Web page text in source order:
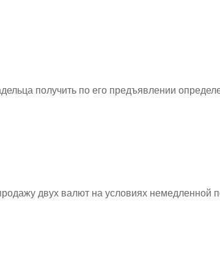
получить по его предъявлении
двух валют на условиях немедленной